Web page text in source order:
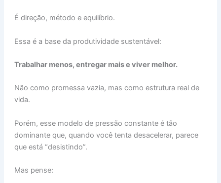
É direção, método e equilíbrio.
Essa é a base da produtividade sustentável:
Trabalhar menos, entregar mais e viver melhor.
Não como promessa vazia, mas como estrutura real de
vida.
Porém, esse modelo de pressão constante é tão
dominante que, quando você tenta desacelerar, parece
que está “desistindo”.
Mas pense: